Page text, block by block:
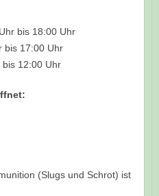
bis 18:00 Uhr
bis 17:00 Uhr
bis 12:00 Uhr
(Slugs und Schrot) ist